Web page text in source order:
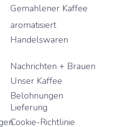
Gemahlener Kaffee
aromatisiert
Handelswaren
Nachrichten + Brauen
Unser Kaffee
Belohnungen
Lieferung
Cookie-Richtlinie